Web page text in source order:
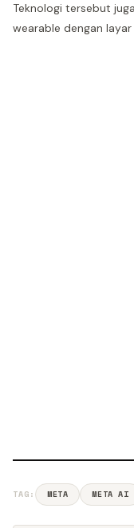
Teknologi tersebut
wearable dengan
TAG: META META AI